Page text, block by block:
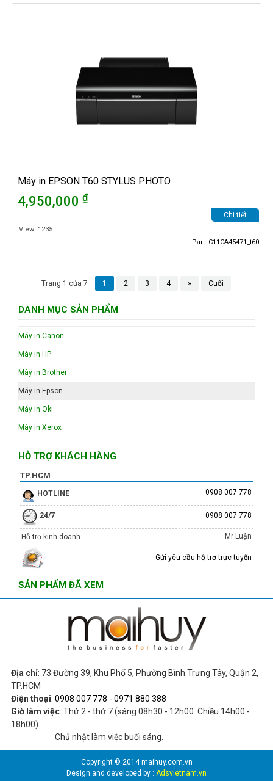
Máy in EPSON T60 STYLUS PHOTO
4,950,000 ₫
Chi tiết
View: 1235
Part: C11CA45471_t60
Trang 1 của 7 1 2 3 4 » Cuối
DANH MỤC SẢN PHẨM
Máy in Canon
Máy in HP
Máy in Brother
Máy in Epson
Máy in Oki
Máy in Xerox
HỖ TRỢ KHÁCH HÀNG
TP.HCM
HOTLINE 0908 007 778
24/7 0908 007 778
Hỗ trợ kinh doanh Mr Luận
Gửi yêu cầu hỗ trợ trực tuyến
SẢN PHẨM ĐÃ XEM
Địa chỉ: 73 Đường 39, Khu Phố 5, Phường Bình Trưng Tây, Quận 2,
TP.HCM
Điện thoại: 0908 007 778 - 0971 880 388
Giờ làm việc: Thứ 2 - thứ 7 (sáng 08h30 - 12h00. Chiều 14h00 -
18h00)
Chủ nhật làm việc buổi sáng.
Copyright © 2014 maihuy.com.vn
Design and developed by : Adsvietnam.vn